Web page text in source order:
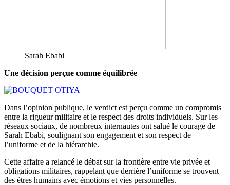
Sarah Ebabi
Une décision perçue comme équilibrée
Dans l’opinion publique, le verdict est perçu comme un compromis
entre la rigueur militaire et le respect des droits individuels. Sur les
réseaux sociaux, de nombreux internautes ont salué le courage de
Sarah Ebabi, soulignant son engagement et son respect de
l’uniforme et de la hiérarchie.
Cette affaire a relancé le débat sur la frontière entre vie privée et
obligations militaires, rappelant que derrière l’uniforme se trouvent
des êtres humains avec émotions et vies personnelles.